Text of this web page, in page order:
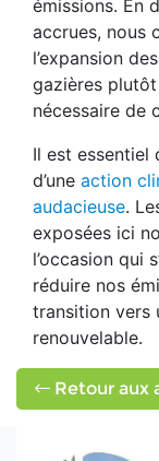
émissions. En
accrues, nous
l’expansion
gazières
nécessaire de
Il est essentiel
d’une action
audacieuse.
exposées ici
l’occasion qui
réduire nos
transition vers
renouvelable.
Retour aux